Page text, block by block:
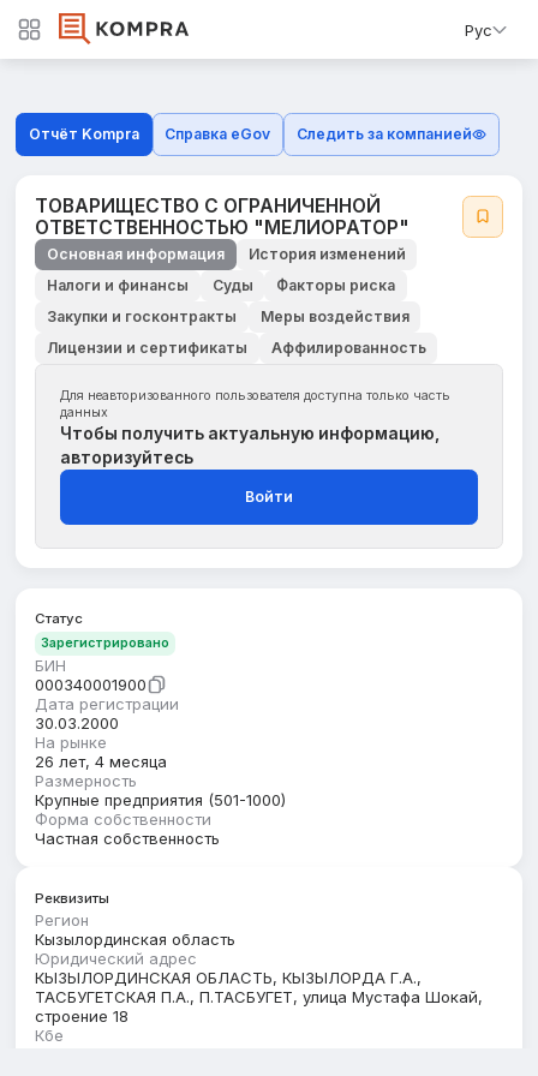
Рус
Отчёт Kompra Справка eGov Следить за компанией
ТОВАРИЩЕСТВО С ОГРАНИЧЕННОЙ
ОТВЕТСТВЕННОСТЬЮ "МЕЛИОРАТОР"
Основная информация
История изменений
Налоги и финансы
Суды
Факторы риска
Закупки и госконтракты
Меры воздействия
Лицензии и сертификаты
Аффилированность
Для неавторизованного пользователя доступна только часть
данных
Чтобы получить актуальную информацию,
авторизуйтесь
Войти
Статус
Зарегистрировано
БИН
000340001900
Дата регистрации
30.03.2000
На рынке
26 лет, 4 месяца
Размерность
Крупные предприятия (501-1000)
Форма собственности
Частная собственность
Реквизиты
Регион
Кызылординская область
Юридический адрес
КЫЗЫЛОРДИНСКАЯ ОБЛАСТЬ, КЫЗЫЛОРДА Г.А.,
ТАСБУГЕТСКАЯ П.А., П.ТАСБУГЕТ, улица Мустафа Шокай,
строение 18
Кбе